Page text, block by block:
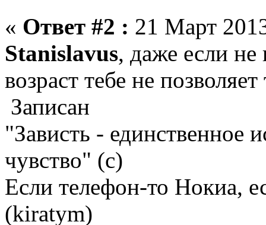
« Ответ #2 : 21 Март
Stanislavus, даже если не
возраст тебе не
Записан
"Зависть - единственное
чувство" (с)
Если телефон-то Нокиа,
(kiratym)